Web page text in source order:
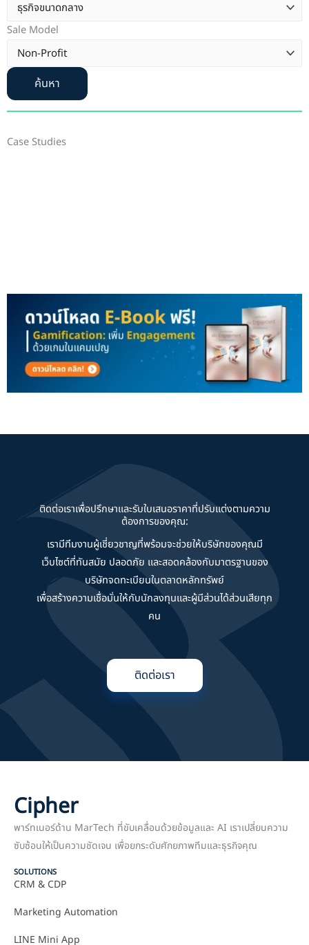
Sale Model
ค้นหา
Case Studies
ติดต่อเราเพื่อปรึกษาและรับใบเสนอราคาที่ปรับแต่งตามความ
ต้องการของคุณ:
เรามีทีมงานผู้เชี่ยวชาญที่พร้อมจะช่วยให้บริษัทของคุณมี
เว็บไซต์ที่ทันสมัย ปลอดภัย และสอดคล้องกับมาตรฐานของ
บริษัทจดทะเบียนในตลาดหลักทรัพย์
เพื่อสร้างความเชื่อมั่นให้กับนักลงทุนและผู้มีส่วนได้ส่วนเสียทุก
คน
ติดต่อเรา
Cipher
พาร์ทเนอร์ด้าน MarTech ที่ขับเคลื่อนด้วยข้อมูลและ AI เราเปลี่ยนความ
ซับซ้อนให้เป็นความชัดเจน เพื่อยกระดับศักยภาพทีมและธุรกิจคุณ
SOLUTIONS
CRM & CDP
Marketing Automation
LINE Mini App